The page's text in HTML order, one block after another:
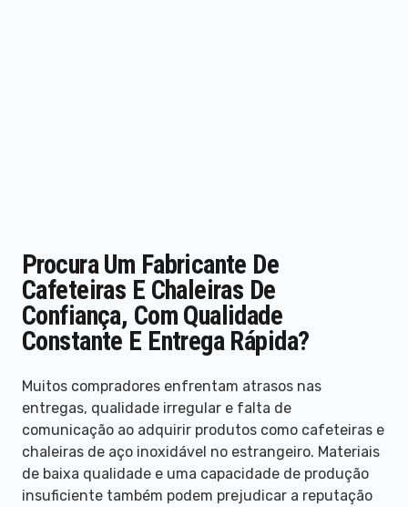
Procura Um Fabricante De
Cafeteiras E Chaleiras De
Confiança, Com Qualidade
Constante E Entrega Rápida?
Muitos compradores enfrentam atrasos nas
entregas, qualidade irregular e falta de
comunicação ao adquirir produtos como cafeteiras e
chaleiras de aço inoxidável no estrangeiro. Materiais
de baixa qualidade e uma capacidade de produção
insuficiente também podem prejudicar a reputação